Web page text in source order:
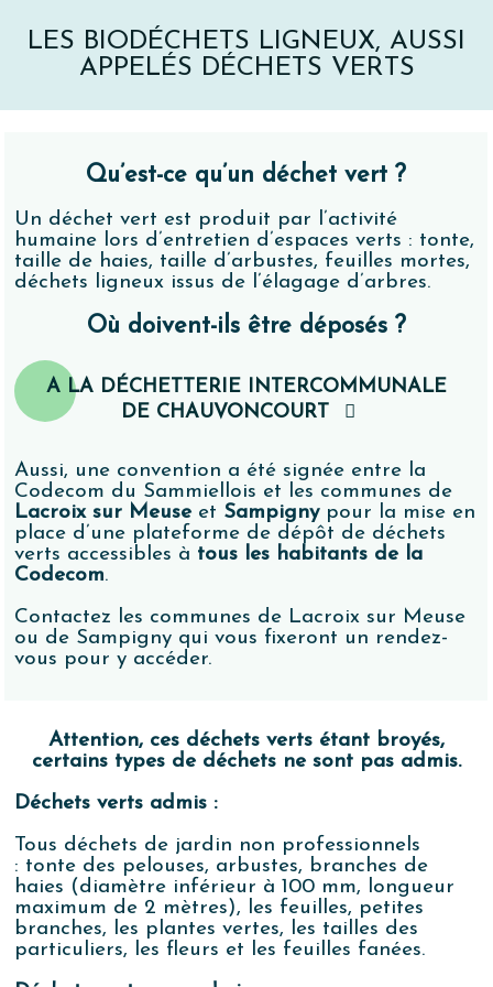
LES BIODÉCHETS LIGNEUX, AUSSI
APPELÉS DÉCHETS VERTS
Qu’est-ce qu’un déchet vert ?
Un déchet vert est produit par l’activité
humaine lors d’entretien d’espaces verts : tonte,
taille de haies, taille d’arbustes, feuilles mortes,
déchets ligneux issus de l’élagage d’arbres.
Où doivent-ils être déposés ?
A LA DÉCHETTERIE INTERCOMMUNALE
DE CHAUVONCOURT
Aussi, une convention a été signée entre la
Codecom du Sammiellois et les communes de
Lacroix sur Meuse et Sampigny pour la mise en
place d’une plateforme de dépôt de déchets
verts accessibles à tous les habitants de la
Codecom.
Contactez les communes de Lacroix sur Meuse
ou de Sampigny qui vous fixeront un rendez-
vous pour y accéder.
Attention, ces déchets verts étant broyés,
certains types de déchets ne sont pas admis.
Déchets verts admis :
Tous déchets de jardin non professionnels
: tonte des pelouses, arbustes, branches de
haies (diamètre inférieur à 100 mm, longueur
maximum de 2 mètres), les feuilles, petites
branches, les plantes vertes, les tailles des
particuliers, les fleurs et les feuilles fanées.